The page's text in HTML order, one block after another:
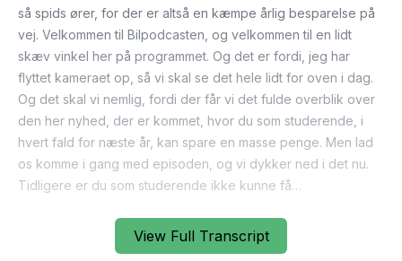
View Full Transcript
så spids ører, for der er altså en kæmpe årlig besparelse på
vej. Velkommen til Bilpodcasten, og velkommen til en lidt
skæv vinkel her på programmet. Og det er fordi, jeg har
flyttet kameraet op, så vi skal se det hele lidt for oven i dag.
Og det skal vi nemlig, fordi der får vi det fulde overblik over
den her nyhed, der er kommet, hvor du som studerende, i
hvert fald for næste år, kan spare en masse penge. Men lad
os komme i gang med episoden, og vi dykker ned i det nu.
Tidligere er du som studerende ikke kunne få
uddannelsested og tilbage igen. Med mindre, at du har haft
et studiejob, hvor du har fået løn. Fordi et SU tæller nemlig